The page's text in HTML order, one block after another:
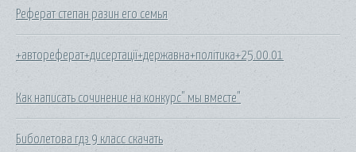
Реферат степан разин его семья
+автореферат+дисертації+державна+політика+25.00.01
Как написать сочинение на конкурс" мы вместе"
Биболетова гдз 9 класс скачать